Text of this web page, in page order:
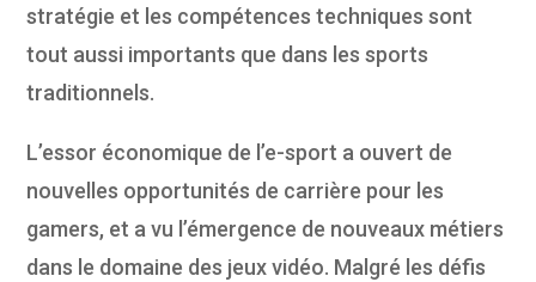
stratégie et les compétences techniques sont
tout aussi importants que dans les sports
traditionnels.
L’essor économique de l’e-sport a ouvert de
nouvelles opportunités de carrière pour les
gamers, et a vu l’émergence de nouveaux métiers
dans le domaine des jeux vidéo. Malgré les défis